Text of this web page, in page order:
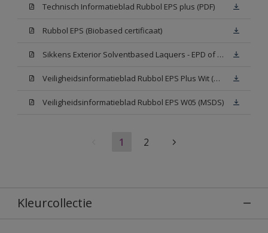
Technisch Informatieblad Rubbol EPS plus (PDF)
Rubbol EPS (Biobased certificaat)
Sikkens Exterior Solventbased Laquers - EPD of Milieuproductverklaring
Veiligheidsinformatieblad Rubbol EPS Plus Wit (MSDS)
Veiligheidsinformatieblad Rubbol EPS W05 (MSDS)
1 2
Kleurcollectie